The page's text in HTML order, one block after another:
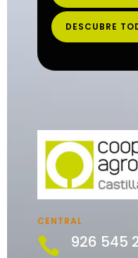
DESCUBRE
CENTRAL
 926 545